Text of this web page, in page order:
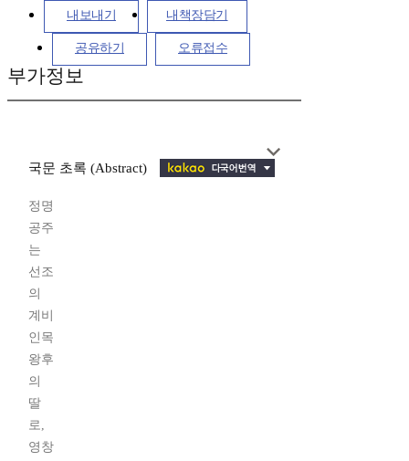
내보내기 내책장담기
공유하기 오류접수
부가정보
국문 초록 (Abstract)
정명
공주
는
선조
의
계비
인목
왕후
의
딸
로,
영창